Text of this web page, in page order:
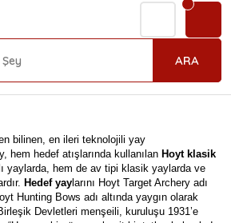
ARA
bilinen, en ileri teknolojili yay
hem hedef atışlarında kullanılan Hoyt klasik
yaylarda, hem de av tipi klasik yaylarda ve
Hedef yay larını Hoyt Target Archery adı
Hunting Bows adı altında yaygın olarak
Devletleri menşeili, kuruluşu 1931’e